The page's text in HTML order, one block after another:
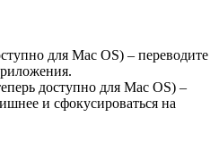
для Mac OS) – переводите
доступно для Mac OS) –
и сфокусироваться на